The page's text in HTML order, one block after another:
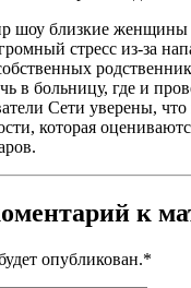
шоу близкие женщины
стресс из-за
в больницу, где и
Сети уверены, что
которая
к
опубликован.*